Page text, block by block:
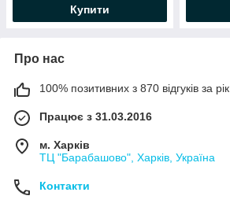
Купити
Про нас
100% позитивних з 870 відгуків за рік
Працює з 31.03.2016
м. Харків
ТЦ "Барабашово", Харків, Україна
Контакти